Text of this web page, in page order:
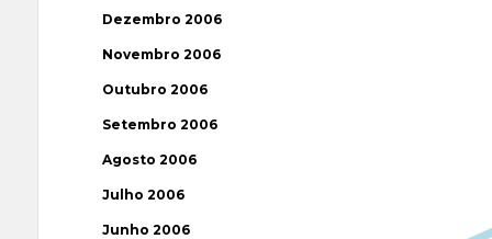
Dezembro 2006
Novembro 2006
Outubro 2006
Setembro 2006
Agosto 2006
Julho 2006
Junho 2006